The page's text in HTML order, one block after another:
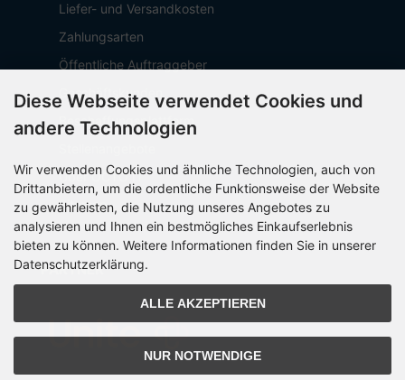
Liefer- und Versandkosten
Zahlungsarten
Öffentliche Auftraggeber
Geschäftskunden
Beschaffungsplattform
Über OCTO IT
Sitemap
PARTNER
Diese Webseite verwendet Cookies und
andere Technologien
Wir verwenden Cookies und ähnliche Technologien, auch von
Drittanbietern, um die ordentliche Funktionsweise der Website
zu gewährleisten, die Nutzung unseres Angebotes zu
analysieren und Ihnen ein bestmögliches Einkaufserlebnis
bieten zu können. Weitere Informationen finden Sie in unserer
Datenschutzerklärung.
ALLE AKZEPTIEREN
NUR NOTWENDIGE